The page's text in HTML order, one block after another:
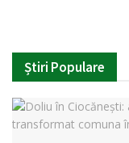
Știri Populare